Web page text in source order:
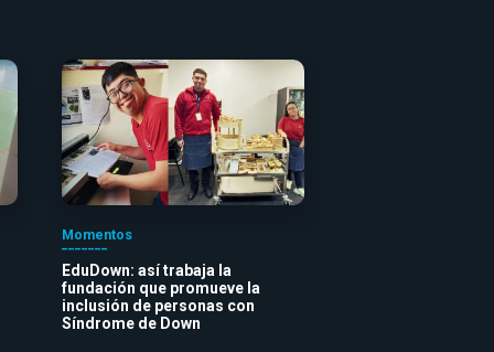
Momentos
EduDown: así trabaja la
fundación que promueve la
inclusión de personas con
Síndrome de Down